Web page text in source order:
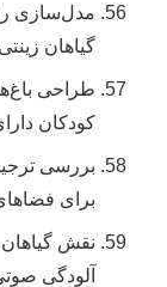
مدل‌سازی
گیاهان
کودکان
بررسی
برای
نقش
آلودگی